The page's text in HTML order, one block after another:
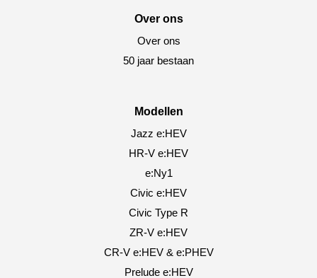
Over ons
Over ons
50 jaar bestaan
Modellen
Jazz e:HEV
HR-V e:HEV
e:Ny1
Civic e:HEV
Civic Type R
ZR-V e:HEV
CR-V e:HEV & e:PHEV
Prelude e:HEV